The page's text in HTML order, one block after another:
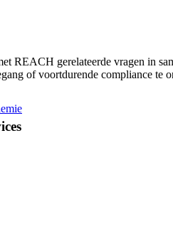
REACH gerelateerde vragen in
of voortdurende compliance te